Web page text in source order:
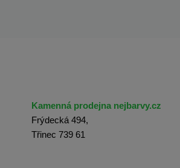
Kamenná prodejna nejbarvy.cz
Frýdecká 494,
Třinec 739 61